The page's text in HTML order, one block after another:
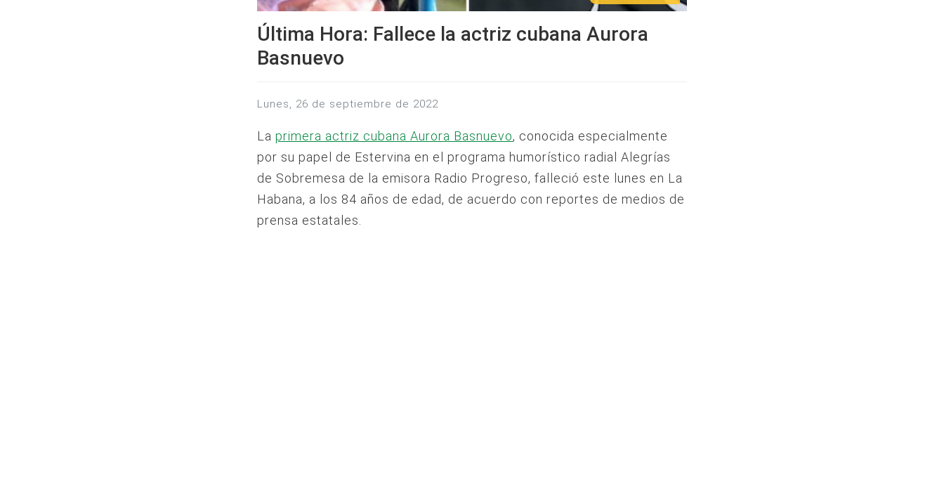
Última Hora: Fallece la actriz cubana Aurora
Basnuevo
lunes, 26 de septiembre de 2022
La primera actriz cubana Aurora Basnuevo, conocida especialmente
por su papel de Estervina en el programa humorístico radial Alegrías
de Sobremesa de la emisora Radio Progreso, falleció este lunes en La
Habana, a los 84 años de edad, de acuerdo con reportes de medios de
prensa estatales.